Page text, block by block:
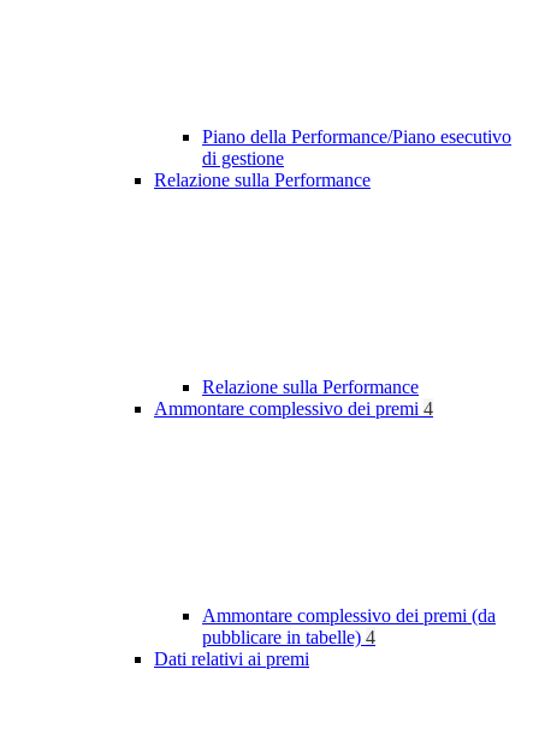
Piano della Performance/Piano esecutivo
di gestione
Relazione sulla Performance
Relazione sulla Performance
Ammontare complessivo dei premi 4
Ammontare complessivo dei premi (da
pubblicare in tabelle) 4
Dati relativi ai premi